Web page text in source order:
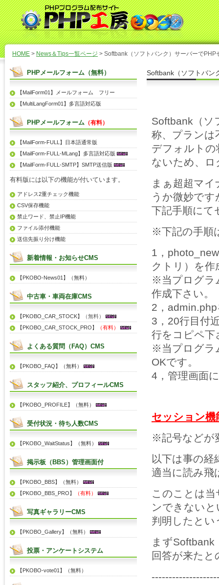
HOME > News＆Tips一覧ページ > Softbank（ソフトバンク）サーバーでPHP
Softbank（ソフトバン
Softbank（ソ
称、プランは
デフォルトの
ないため、
まぁ超超マ
うか微妙です
下記手順にて
※下記の手順
1，
クトリ）を作
※当プログラ
作成下さい。
2，
3，20行目付
行をコピペ下
※当プログラ
OKです。
4，管理画面
セッション機
※記号などが
以下は事の経
適当に読み飛
このことは
ンできない
判明したとい
まず
回答が来た
PHPメールフォーム（無料）
【MailForm01】メールフォーム フリー
【MultiLangForm01】多言語対応版
PHPメールフォーム （有料）
【MailForm-FULL】日本語通常版
【MailForm-FULL-MLang】多言語対応版
【MailForm-FULL-SMTP】SMTP送信版
有料版には以下の機能が付いています。
アドレス2重チェック機能
CSV保存機能
禁止ワード、禁止IP機能
ファイル添付機能
送信先振り分け機能
新着情報・お知らせCMS
【PKOBO-News01】（無料）
中古車・車両在庫CMS
【PKOBO_CAR_STOCK】
（無料）
【PKOBO_CAR_STOCK_PRO】
（有料）
よくある質問（FAQ）CMS
【PKOBO_FAQ】（無料）
スタッフ紹介、プロフィールCMS
【PKOBO_PROFILE】（無料）
受付状況・待ち人数CMS
【PKOBO_WaitStatus】（無料）
掲示板（BBS）管理画面付
【PKOBO_BBS】（無料）
【PKOBO_BBS_PRO】
（有料）
写真ギャラリーCMS
【PKOBO_Gallery】（無料）
投票・アンケートシステム
【PKOBO-vote01】（無料）